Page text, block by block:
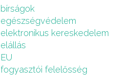
bírságok
egészségvédelem
elektronikus kereskedelem
elállás
EU
fogyasztói felelősség